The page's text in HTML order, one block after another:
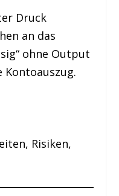
Druck
an das
ohne Output
Kontoauszug.
Risiken,